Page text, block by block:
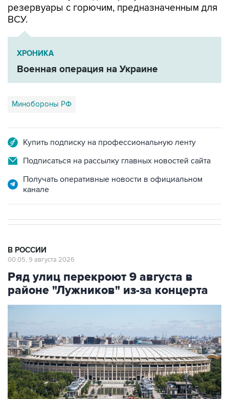
резервуары с горючим, предназначенным для
ВСУ.
ХРОНИКА
Военная операция на Украине
Минобороны РФ
Купить подписку на профессиональную ленту
Подписаться на рассылку главных новостей сайта
Получать оперативные новости в официальном
канале
В РОССИИ
00:05, 9 августа 2026
Ряд улиц перекроют 9 августа в
районе "Лужников" из-за концерта